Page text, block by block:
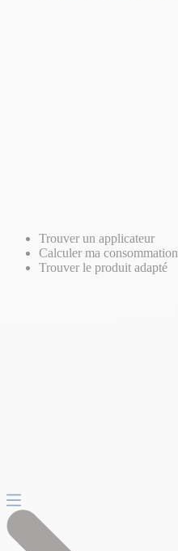
Trouver un applicateur
Calculer ma consommation
Trouver le produit adapté